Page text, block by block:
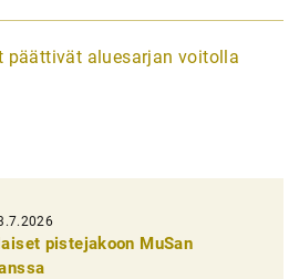
päättivät aluesarjan voitolla
pistejakoon MuSan